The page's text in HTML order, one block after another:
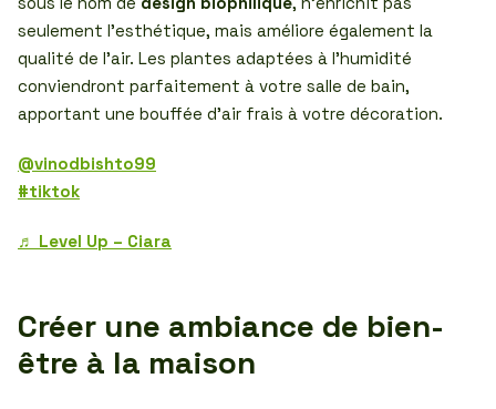
seulement l’esthétique, mais améliore également la
qualité de l’air. Les plantes adaptées à l’humidité
conviendront parfaitement à votre salle de bain,
apportant une bouffée d’air frais à votre décoration.
@vinodbishto99
#tiktok
♬ Level Up – Ciara
Créer une ambiance de bien-
être à la maison